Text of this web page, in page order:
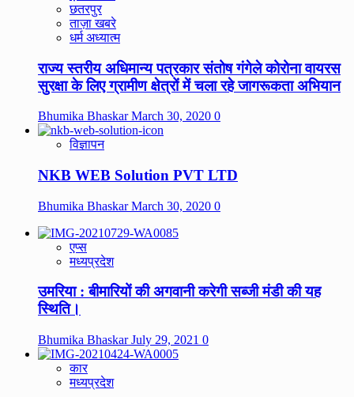
छतरपुर
ताज़ा खबरे
धर्म अध्यात्म
राज्य स्तरीय अधिमान्य पत्रकार संतोष गंगेले कोरोना वायरस
सुरक्षा के लिए ग्रामीण क्षेत्रों में चला रहे जागरूकता अभियान
Bhumika BhaskarMarch 30, 2020 0
विज्ञापन
NKB WEB Solution PVT LTD
Bhumika BhaskarMarch 30, 2020 0
एप्स
मध्यप्रदेश
उमरिया : बीमारियों की अगवानी करेगी सब्जी मंडी की यह
स्थिति।
Bhumika BhaskarJuly 29, 2021 0
कार
मध्यप्रदेश